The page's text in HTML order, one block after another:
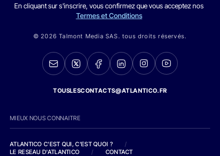
En cliquant sur s'inscrire, vous confirmez que vous acceptez nos
Termes et Conditions
© 2026 Talmont Media SAS. tous droits réservés.
TOUSLESCONTACTS@ATLANTICO.FR
MIEUX NOUS CONNAITRE
ATLANTICO C'EST QUI, C'EST QUOI ?
/
LE RESEAU D'ATLANTICO
/ CONTACT